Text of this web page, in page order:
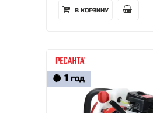
В КОРЗИНУ
1 ГОД